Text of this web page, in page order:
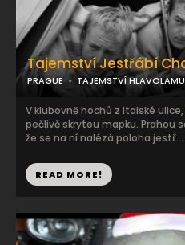
Tajemství Jestřábí
PRAGUE TAJEMSTVÍ HLAVOLAMU
V klubovně hochů z Italské
pečlivě skrytou mapku. Prahou
že se na ní nalézá poloha jestř...
READ MORE!